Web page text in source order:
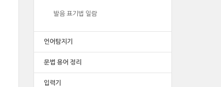
발음 표기법 일람
언어탐지기
문법 용어 정리
입력기